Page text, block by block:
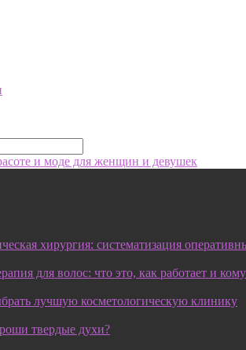
и моде для женщин и девушек
хирургия: систематизация
для волос: что это, как работает и
лучшую косметологическую клинику
твердые духи?